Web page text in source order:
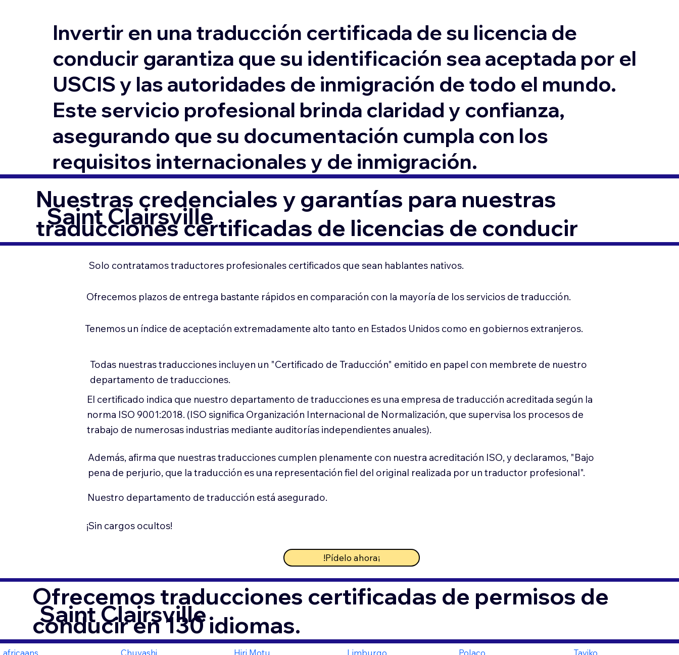
Invertir en una traducción certificada de su licencia de
conducir garantiza que su identificación sea aceptada por el
USCIS y las autoridades de inmigración de todo el mundo.
Este servicio profesional brinda claridad y confianza,
asegurando que su documentación cumpla con los
requisitos internacionales y de inmigración.
Nuestras credenciales y garantías para nuestras
traducciones certificadas de licencias de conducir
Saint Clairsville
Solo contratamos traductores profesionales certificados que sean hablantes nativos.
Ofrecemos plazos de entrega bastante rápidos en comparación con la mayoría de los servicios de traducción.
Tenemos un índice de aceptación extremadamente alto tanto en Estados Unidos como en gobiernos extranjeros.
Todas nuestras traducciones incluyen un "Certificado de Traducción" emitido en papel con membrete de nuestro
departamento de traducciones.
El certificado indica que nuestro departamento de traducciones es una empresa de traducción acreditada según la
norma ISO 9001:2018. (ISO significa Organización Internacional de Normalización, que supervisa los procesos de
trabajo de numerosas industrias mediante auditorías independientes anuales).
Además, afirma que nuestras traducciones cumplen plenamente con nuestra acreditación ISO, y declaramos, "Bajo
pena de perjurio, que la traducción es una representación fiel del original realizada por un traductor profesional".
Nuestro departamento de traducción está asegurado.
¡Sin cargos ocultos!
¡Pídelo ahora!
Ofrecemos traducciones certificadas de permisos de
conducir en 130 idiomas.
Saint Clairsville
africaans Chuvashi Hiri Motu Limburgo Polaco Tayiko